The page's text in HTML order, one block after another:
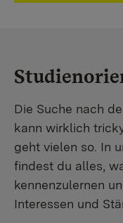
Die Suche nach
kann wirklich
geht vielen so. In
findest du alles,
kennenzulernen
Interessen und